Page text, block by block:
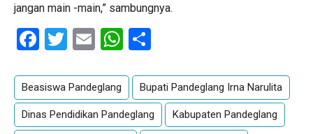
jangan main -main,” sambungnya.
Facebook
Twitter
EmailWhatsApp
Beasiswa Pandeglang Bupati Pandeglang Irna Narulita
Dinas Pendidikan Pandeglang Kabupaten Pandeglang